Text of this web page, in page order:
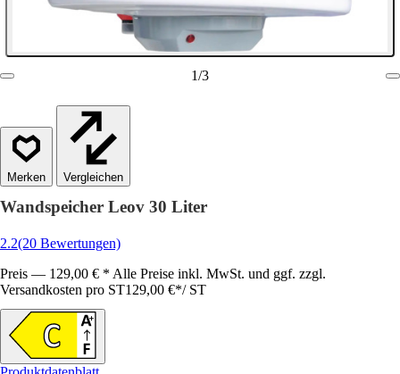
1/3
Vergleichen
Wandspeicher Leov 30 Liter
2.2(20 Bewertungen)
Preis — 129,00 € * Alle Preise inkl. MwSt. und ggf. zzgl.
Versandkosten pro ST129,00 €*/ ST